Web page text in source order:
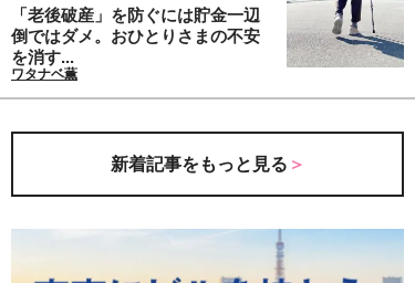
「老後破産」を防ぐには貯金一辺
倒ではダメ。おひとりさまの不安
を消す...
ワタナベ薫
新着記事をもっと見る